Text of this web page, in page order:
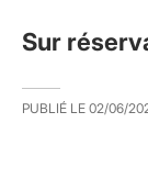
Sur
PUBLIÉ LE 02/06/